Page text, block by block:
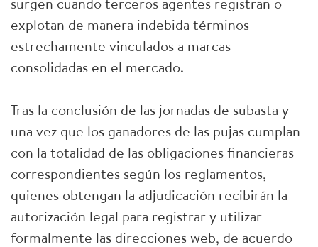
explotan de manera indebida términos
estrechamente vinculados a marcas
consolidadas en el mercado.
Tras la conclusión de las jornadas de subasta y
una vez que los ganadores de las pujas cumplan
con la totalidad de las obligaciones financieras
correspondientes según los reglamentos,
quienes obtengan la adjudicación recibirán la
autorización legal para registrar y utilizar
formalmente las direcciones web, de acuerdo